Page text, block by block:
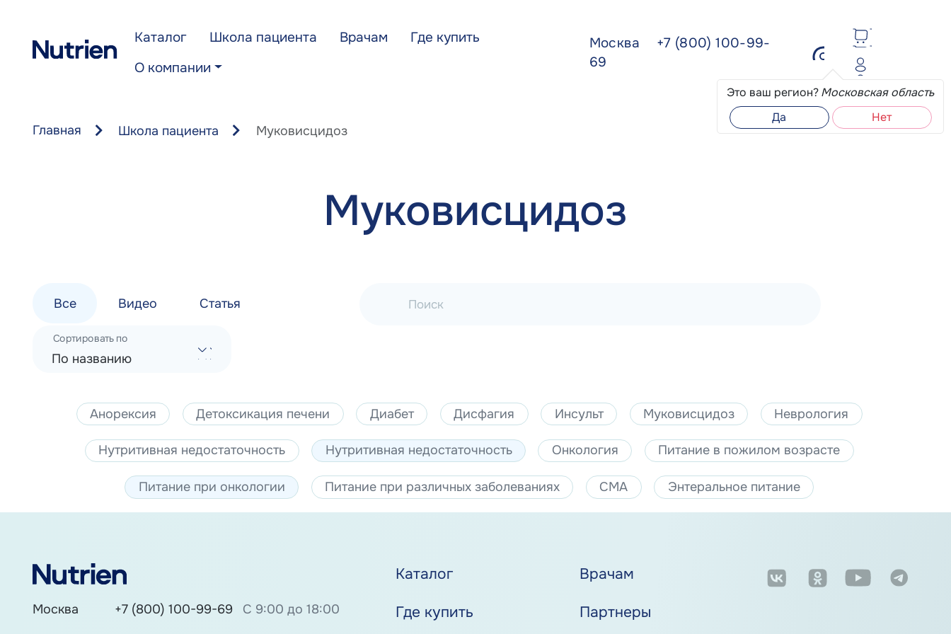
Каталог Школа пациента Врачам
Где купить
О компании
Москва
+7 (800) 100-99-
69
Это ваш регион?Московская область
Да
Нет
Главная Школа пациента Муковисцидоз
Муковисцидоз
Все Видео Статья Поиск
По названию
Сортировать по
Анорексия Детоксикация печени Диабет Дисфагия Инсульт Муковисцидоз Неврология
Нутритивная недостаточность Нутритивная недостаточность Онкология Питание в пожилом возрасте
Питание при онкологии Питание при различных заболеваниях СМА Энтеральное питание
Москва +7 (800) 100-99-69
С 9:00 до 18:00
Каталог Врачам
Где купить Партнеры